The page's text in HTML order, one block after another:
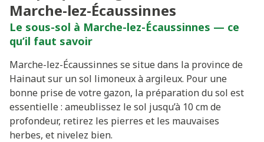
Marche-lez-Écaussinnes
Le sous-sol à Marche-lez-Écaussinnes — ce
qu’il faut savoir
Marche-lez-Écaussinnes se situe dans la province de
Hainaut sur un sol limoneux à argileux. Pour une
bonne prise de votre gazon, la préparation du sol est
essentielle : ameublissez le sol jusqu’à 10 cm de
profondeur, retirez les pierres et les mauvaises
herbes, et nivelez bien.